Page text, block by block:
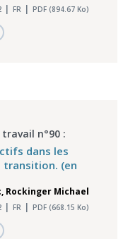
FR PDF (894.67 Ko)
n°90 :
dans les
transition. (en
, Rockinger Michael
FR PDF (668.15 Ko)